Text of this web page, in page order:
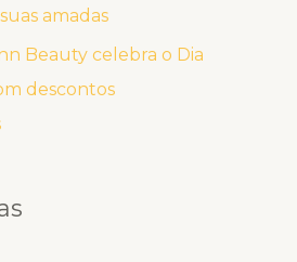
amadas
Beauty celebra o Dia
descontos